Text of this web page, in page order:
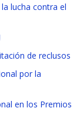
lucha contra el
de reclusos
por la
en los Premios